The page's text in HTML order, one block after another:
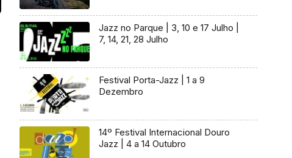
Jazz no Parque | 3, 10 e 17 Julho |
7, 14, 21, 28 Julho
Festival Porta-Jazz | 1 a 9
Dezembro
14º Festival Internacional Douro
Jazz | 4 a 14 Outubro